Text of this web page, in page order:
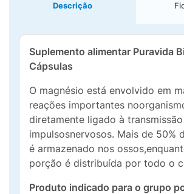
Descrição
Suplemento alimentar Puravida
Cápsulas
O magnésio está envolvido em
reações importantes
diretamente ligado à
impulsosnervosos. Mais de 50%
é armazenado nos
porção é distribuída por todo o
Produto indicado para o grupo